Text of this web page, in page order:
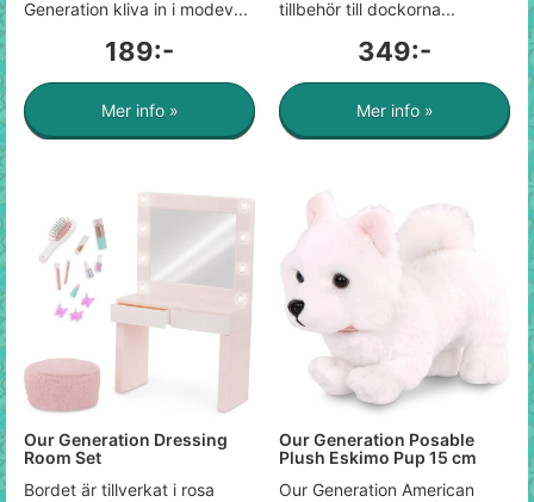
Generation kliva in i modev...
189:-
Mer info »
tillbehör till dockorna...
349:-
Mer info »
Our Generation Dressing
Room Set
Bordet är tillverkat i rosa
Our Generation Posable
Plush Eskimo Pup 15 cm
Our Generation American